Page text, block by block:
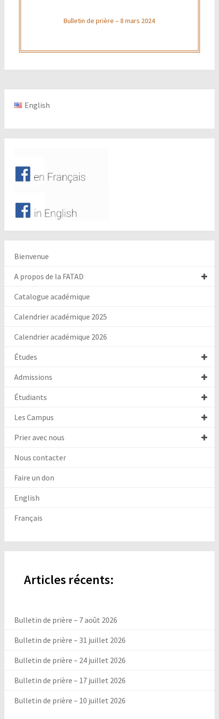
Bulletin de prière – 8 mars 2024
English
Bienvenue
A propos de la FATAD
Catalogue académique
Calendrier académique 2025
Calendrier académique 2026
Études
Admissions
Étudiants
Les Campus
Prier avec nous
Nous contacter
Faire un don
English
Français
Articles récents:
Bulletin de prière – 7 août 2026
Bulletin de prière – 31 juillet 2026
Bulletin de prière – 24 juillet 2026
Bulletin de prière – 17 juillet 2026
Bulletin de prière – 10 juillet 2026